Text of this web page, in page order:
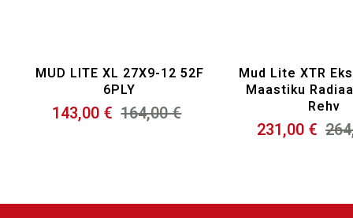
MUD LITE XL 27X9-12 52F
6PLY
143,00 € 164,00 €
Mud Lite XTR
Maastiku
Rehv
231,00 €